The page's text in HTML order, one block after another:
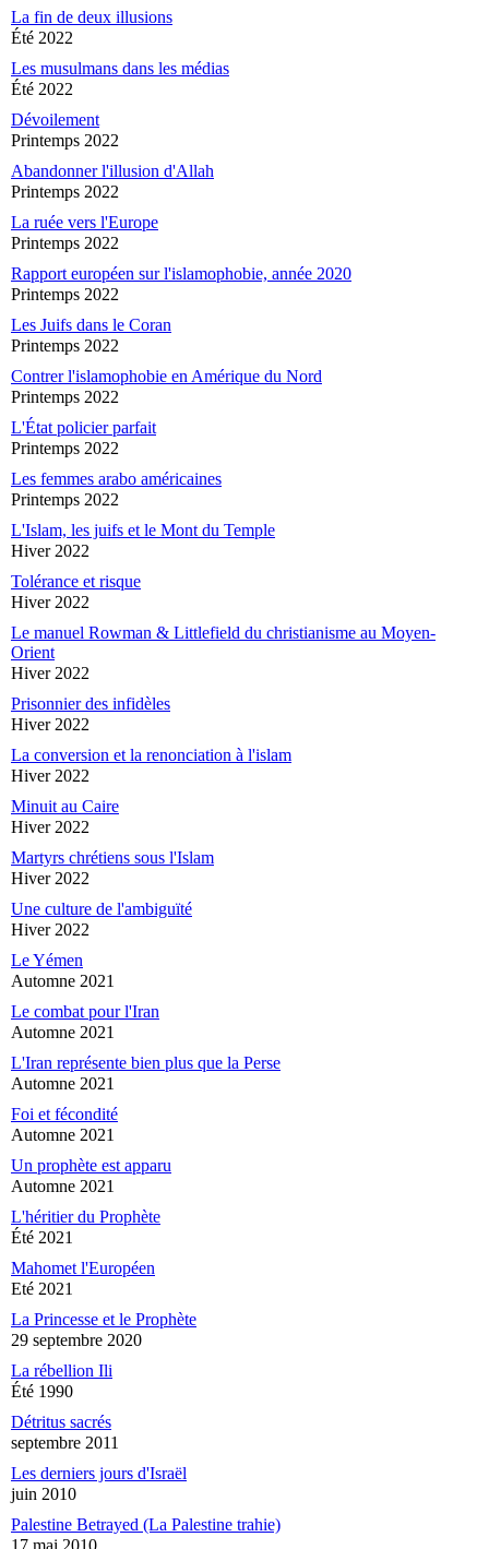
La fin de deux illusions
Été 2022
Les musulmans dans les médias
Été 2022
Dévoilement
Printemps 2022
Abandonner l'illusion d'Allah
Printemps 2022
La ruée vers l'Europe
Printemps 2022
Rapport européen sur l'islamophobie, année 2020
Printemps 2022
Les Juifs dans le Coran
Printemps 2022
Contrer l'islamophobie en Amérique du Nord
Printemps 2022
L'État policier parfait
Printemps 2022
Les femmes arabo américaines
Printemps 2022
L'Islam, les juifs et le Mont du Temple
Hiver 2022
Tolérance et risque
Hiver 2022
Le manuel Rowman & Littlefield du christianisme au Moyen-
Orient
Hiver 2022
Prisonnier des infidèles
Hiver 2022
La conversion et la renonciation à l'islam
Hiver 2022
Minuit au Caire
Hiver 2022
Martyrs chrétiens sous l'Islam
Hiver 2022
Une culture de l'ambiguïté
Hiver 2022
Le Yémen
Automne 2021
Le combat pour l'Iran
Automne 2021
L'Iran représente bien plus que la Perse
Automne 2021
Foi et fécondité
Automne 2021
Un prophète est apparu
Automne 2021
L'héritier du Prophète
Été 2021
Mahomet l'Européen
Eté 2021
La Princesse et le Prophète
29 septembre 2020
La rébellion Ili
Été 1990
Détritus sacrés
septembre 2011
Les derniers jours d'Israël
juin 2010
Palestine Betrayed (La Palestine trahie)